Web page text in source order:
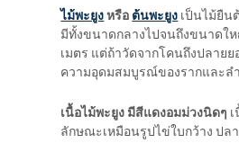
ไม้พะยูงหรือ ต้นพะยูง เป็นไม้ยืน
มีทั้งขนาดกลางไปจนถึงขนาดใ
เมตร แต่ถ้าวัดจากโคนถึงปลาย
ความอุดมสมบูรณ์ของรากและล
เนื้อไม้พะยูง มีสีแดงอมม่วงนิดๆ
ลักษณะเหมือนรูปไข่ใบกว้าง ปล